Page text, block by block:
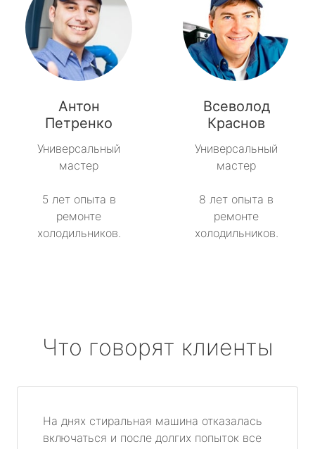
Антон
Петренко
Универсальный
мастер
5 лет опыта в
ремонте
холодильников.
Всеволод
Краснов
Универсальный
мастер
8 лет опыта в
ремонте
холодильников.
Что говорят клиенты
На днях стиральная машина отказалась
включаться и после долгих попыток все